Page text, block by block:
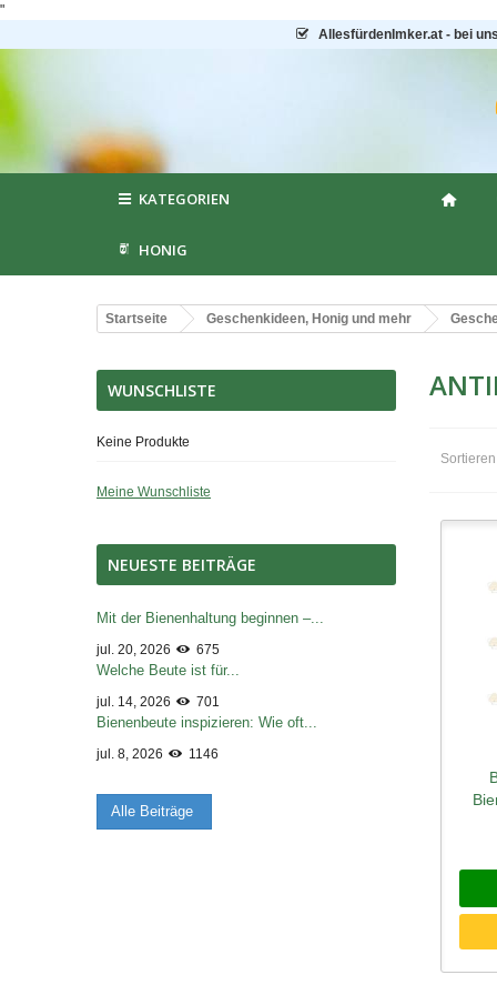
"
AllesfürdenImker.at - bei
KATEGORIEN
HONIG
Startseite Geschenkideen, Honig und mehr
WUNSCHLISTE
Keine Produkte
Meine Wunschliste
NEUESTE BEITRÄGE
Mit der Bienenhaltung beginnen –...
jul. 20, 2026 675
Welche Beute ist für...
jul. 14, 2026 701
Bienenbeute inspizieren: Wie oft...
jul. 8, 2026 1146
Alle Beiträge